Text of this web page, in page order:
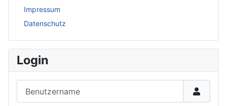
Impressum
Datenschutz
Login